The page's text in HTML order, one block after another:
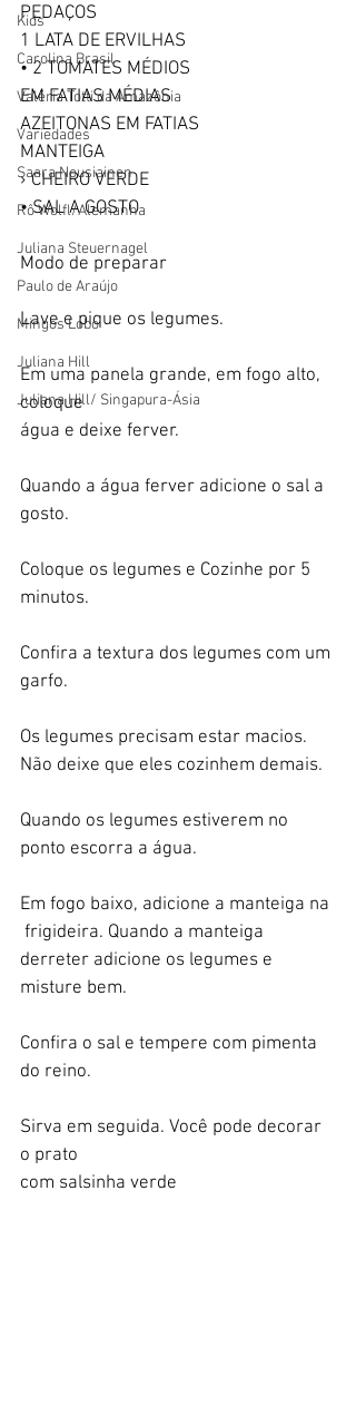
Kids
Carolina Brasil
Valéria Totti da Amazônia
Variedades
Saara Nousiainen
Rô Wolfl/Alemanha
Juliana Steuernagel
Paulo de Araújo
Mingos Lobo
Juliana Hill
Juliana Hill/ Singapura-Ásia
PEDAÇOS
1 LATA DE ERVILHAS
• 2 TOMATES MÉDIOS
EM FATIAS MÉDIAS
AZEITONAS EM FATIAS
MANTEIGA
› CHEIRO VERDE
• SAL A GOSTO
Modo de preparar
Lave e pique os legumes.
Em uma panela grande, em fogo alto,
coloque
água e deixe ferver.
Quando a água ferver adicione o sal a
gosto.
Coloque os legumes e Cozinhe por 5
minutos.
Confira a textura dos legumes com um
garfo.
Os legumes precisam estar macios.
Não deixe que eles cozinhem demais.
Quando os legumes estiverem no
ponto escorra a água.
Em fogo baixo, adicione a manteiga na
frigideira. Quando a manteiga
derreter adicione os legumes e
misture bem.
Confira o sal e tempere com pimenta
do reino.
Sirva em seguida. Você pode decorar
o prato
com salsinha verde